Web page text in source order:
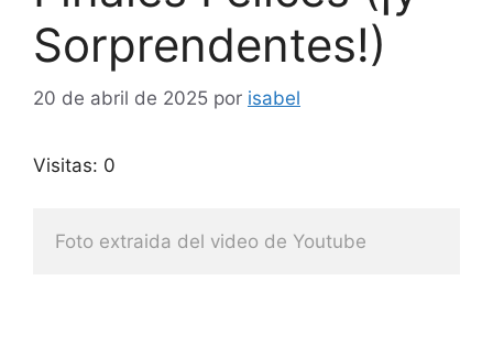
Sorprendentes!)
20 de abril de 2025 por isabel
Visitas: 0
Foto extraida del video de Youtube